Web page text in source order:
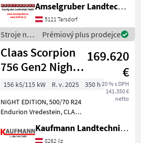
Teleskoplader für
reibungslose und effiziente
Arbeitszyklen. Die
Produktfamilie Agri Star
besteht a
Amselgruber Landtechnik GmbH
5121 Tarsdorf
Stroje na
stavbu /
Dieci
Prémiový plus prodejce
Claas Scorpion
756 Gen2 Night
Edition
169.620
€
20 % s DPH
141.350 €
netto
156 kS/115 kW R. v. 2025
350 h
NIGHT EDITION, 500/70 R24
Endurion Vredestein, CLAAS
hydraulisch,
Kaufmann Landtechnik GmbH
8262 Ilz